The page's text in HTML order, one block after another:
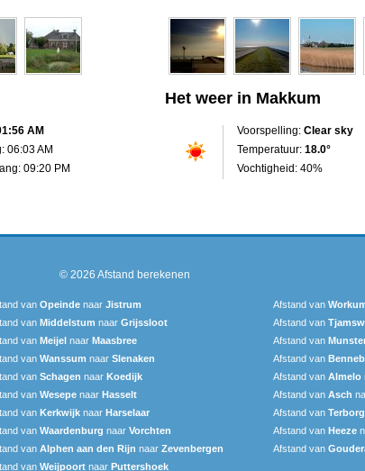
AM
06:03 AM
09:20 PM
Het weer in Makkum
Voorspelling: Clear sky
Temperatuur: 18.0°
Vochtigheid: 40%
© 2026 Afstand berekenen
van Opeinde naar Jistrum Afstand van
van Middelstum naar Grijssloot Afstand van
van Meijel naar Maasbree Afstand van
van Wanssum naar Slenaken Afstand van
van Schagen naar Koedijk Afstand van Almelo
van Wesepe naar Hasselt Afstand van Asch
van Kerkwijk naar Harselaar Afstand van Terborg
van Waardenburg naar Vorchten Afstand van Heeze
van Alphen aan den Rijn naar Zevenbergen Afstand van
van Weijpoort naar Puttershoek